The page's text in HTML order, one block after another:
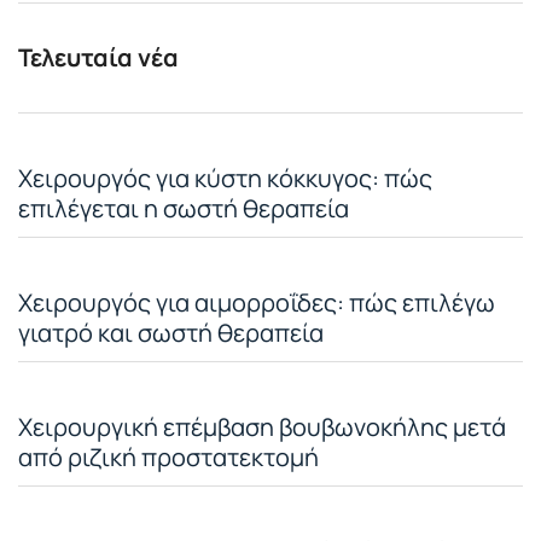
Τελευταία νέα
Χειρουργός για κύστη κόκκυγος: πώς
επιλέγεται η σωστή θεραπεία
Χειρουργός για αιμορροΐδες: πώς επιλέγω
γιατρό και σωστή θεραπεία
Χειρουργική επέμβαση βουβωνοκήλης μετά
από ριζική προστατεκτομή